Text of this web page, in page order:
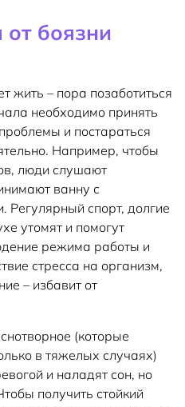
от боязни
жить – пора позаботиться
необходимо принять
и постараться
Например, чтобы
люди слушают
ванну с
Регулярный спорт, долгие
утомят и помогут
режима работы и
стресса на организм,
– избавит от
(которые
в тяжелых случаях)
и наладят сон, но
получить стойкий